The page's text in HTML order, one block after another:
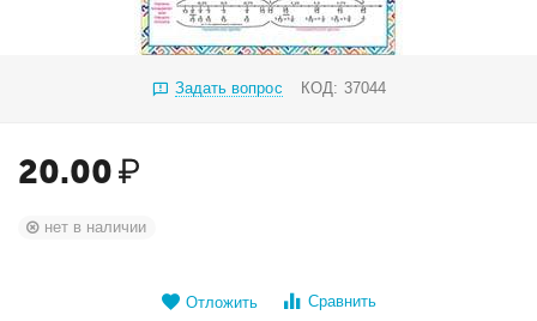
Задать вопрос КОД: 37044
20.00₽
нет в наличии
Отложить Сравнить